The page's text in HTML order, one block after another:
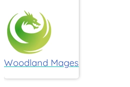
Woodland Mages